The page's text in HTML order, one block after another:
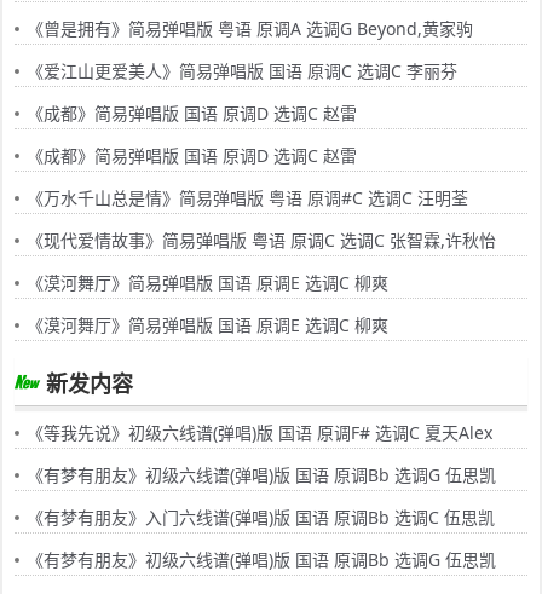
《曾是拥有》简易弹唱版 粤语 原调A 选调G Beyond,黄家驹
《爱江山更爱美人》简易弹唱版 国语 原调C 选调C 李丽芬
《成都》简易弹唱版 国语 原调D 选调C 赵雷
《成都》简易弹唱版 国语 原调D 选调C 赵雷
《万水千山总是情》简易弹唱版 粤语 原调#C 选调C 汪明荃
《现代爱情故事》简易弹唱版 粤语 原调C 选调C 张智霖,许秋怡
《漠河舞厅》简易弹唱版 国语 原调E 选调C 柳爽
《漠河舞厅》简易弹唱版 国语 原调E 选调C 柳爽
新发内容
《等我先说》初级六线谱(弹唱)版 国语 原调F# 选调C 夏天Alex
《有梦有朋友》初级六线谱(弹唱)版 国语 原调Bb 选调G 伍思凯
《有梦有朋友》入门六线谱(弹唱)版 国语 原调Bb 选调C 伍思凯
《有梦有朋友》初级六线谱(弹唱)版 国语 原调Bb 选调G 伍思凯